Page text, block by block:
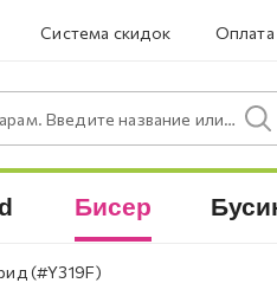
Система скидок Оплата
Введите название или артикул.
Бисер
(#Y319F)